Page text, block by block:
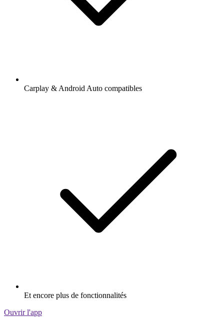
Carplay & Android Auto compatibles
Et encore plus de fonctionnalités
Ouvrir l'app